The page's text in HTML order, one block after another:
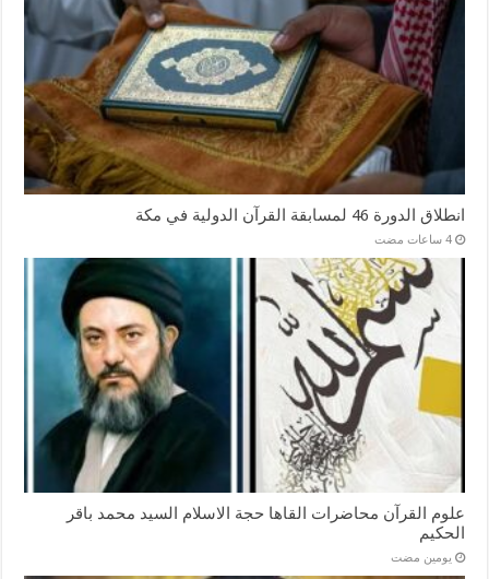
انطلاق الدورة 46 لمسابقة القرآن الدولية في مكة
‏4 ساعات مضت
علوم القرآن محاضرات القاها حجة الاسلام السيد محمد باقر
الحكيم
‏يومين مضت